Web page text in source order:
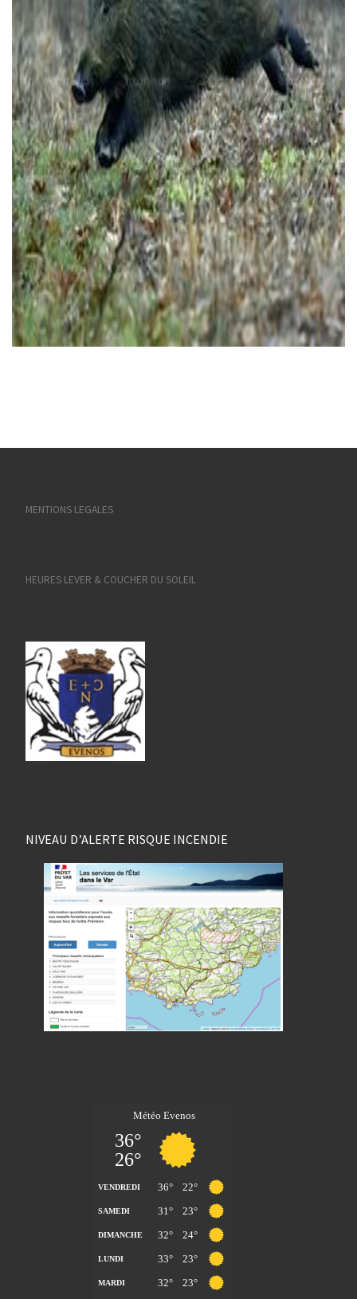
MENTIONS LEGALES
HEURES LEVER & COUCHER DU SOLEIL
NIVEAU D’ALERTE RISQUE INCENDIE